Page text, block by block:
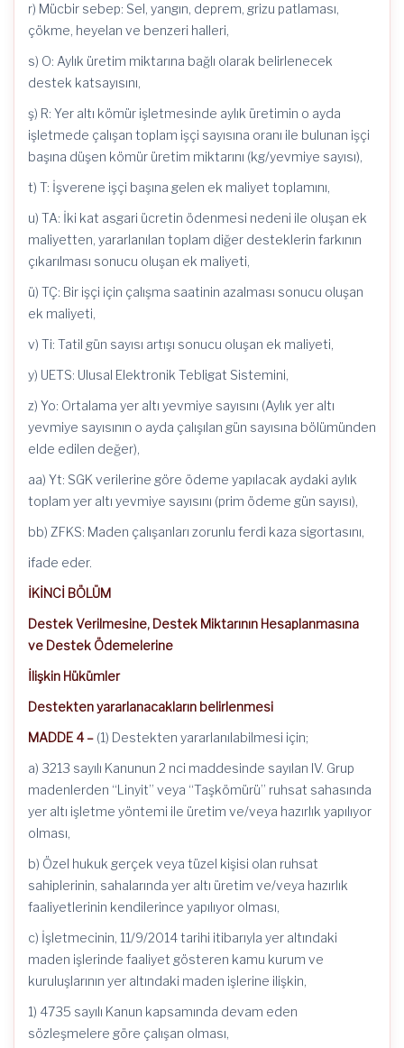
r) Mücbir sebep: Sel, yangın, deprem, grizu patlaması,
çökme, heyelan ve benzeri halleri,
s) O: Aylık üretim miktarına bağlı olarak belirlenecek
destek katsayısını,
ş) R: Yer altı kömür işletmesinde aylık üretimin o ayda
işletmede çalışan toplam işçi sayısına oranı ile bulunan işçi
başına düşen kömür üretim miktarını (kg/yevmiye sayısı),
t) T: İşverene işçi başına gelen ek maliyet toplamını,
u) TA: İki kat asgari ücretin ödenmesi nedeni ile oluşan ek
maliyetten, yararlanılan toplam diğer desteklerin farkının
çıkarılması sonucu oluşan ek maliyeti,
ü) TÇ: Bir işçi için çalışma saatinin azalması sonucu oluşan
ek maliyeti,
v) Ti: Tatil gün sayısı artışı sonucu oluşan ek maliyeti,
y) UETS: Ulusal Elektronik Tebligat Sistemini,
z) Yo: Ortalama yer altı yevmiye sayısını (Aylık yer altı
yevmiye sayısının o ayda çalışılan gün sayısına bölümünden
elde edilen değer),
aa) Yt: SGK verilerine göre ödeme yapılacak aydaki aylık
toplam yer altı yevmiye sayısını (prim ödeme gün sayısı),
bb) ZFKS: Maden çalışanları zorunlu ferdi kaza sigortasını,
ifade eder.
İKİNCİ BÖLÜM
Destek Verilmesine, Destek Miktarının Hesaplanmasına
ve Destek Ödemelerine
İlişkin Hükümler
Destekten yararlanacakların belirlenmesi
MADDE 4 – (1) Destekten yararlanılabilmesi için;
a) 3213 sayılı Kanunun 2 nci maddesinde sayılan IV. Grup
madenlerden “Linyit” veya “Taşkömürü” ruhsat sahasında
yer altı işletme yöntemi ile üretim ve/veya hazırlık yapılıyor
olması,
b) Özel hukuk gerçek veya tüzel kişisi olan ruhsat
sahiplerinin, sahalarında yer altı üretim ve/veya hazırlık
faaliyetlerinin kendilerince yapılıyor olması,
c) İşletmecinin, 11/9/2014 tarihi itibarıyla yer altındaki
maden işlerinde faaliyet gösteren kamu kurum ve
kuruluşlarının yer altındaki maden işlerine ilişkin,
1) 4735 sayılı Kanun kapsamında devam eden
sözleşmelere göre çalışan olması,